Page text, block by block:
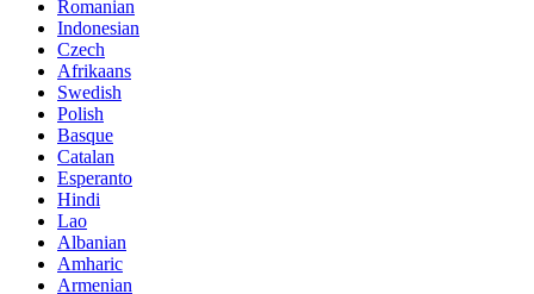
Romanian
Indonesian
Czech
Afrikaans
Swedish
Polish
Basque
Catalan
Esperanto
Hindi
Lao
Albanian
Amharic
Armenian